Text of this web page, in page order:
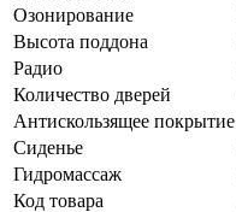
Озонирование
Высота поддона
Радио
Количество дверей
Антискользящее покрытие
Сиденье
Гидромассаж
Код товара